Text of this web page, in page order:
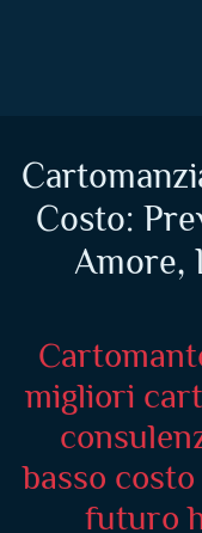
Costo:
Amore,
migliori
basso
futuro